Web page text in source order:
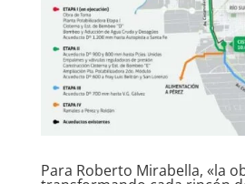
Para Roberto Mirabella, «la